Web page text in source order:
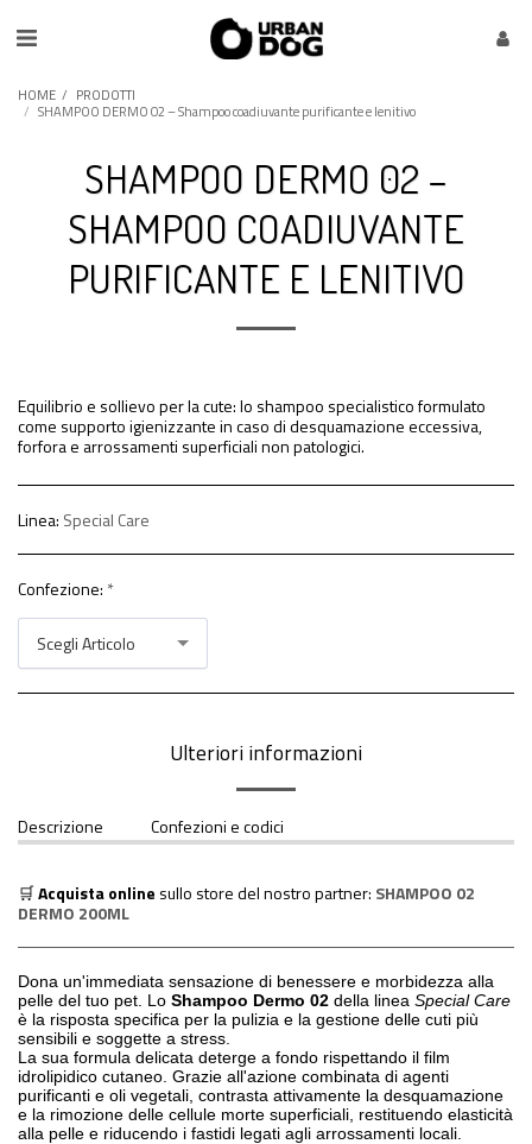
HOME
PRODOTTI
SHAMPOO DERMO 02 – Shampoo coadiuvante purificante e lenitivo
SHAMPOO DERMO 02 –
SHAMPOO COADIUVANTE
PURIFICANTE E LENITIVO
Equilibrio e sollievo per la cute: lo shampoo specialistico formulato
come supporto igienizzante in caso di desquamazione eccessiva,
forfora e arrossamenti superficiali non patologici.
Linea: Special Care
Confezione: *
Scegli Articolo
Ulteriori informazioni
Descrizione Confezioni e codici
🛒Acquista online sullo store del nostro partner: SHAMPOO 02
DERMO 200ML
Dona un'immediata sensazione di benessere e morbidezza alla
pelle del tuo pet . Lo Shampoo Dermo 02 della linea Special Care
è la risposta specifica per la pulizia e la gestione delle cuti più
sensibili e soggette a stress
La sua formula delicata deterge a fondo rispettando il film
idrolipidico cutaneo . Grazie all'azione combinata di agenti
purificanti e oli vegetali, contrasta attivamente la desquamazione
e la rimozione delle cellule morte superficiali, restituendo elasticità
alla pelle e riducendo i fastidi legati agli arrossamenti locali